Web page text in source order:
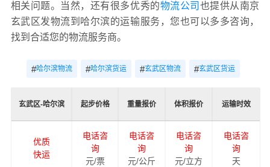
相关问题。当然，还有很多优秀的物流公司 也提供从南京
玄武区发物流到哈尔滨的运输服务，您也可以多多咨询，
找到合适您的物流服务商。
#哈尔滨物流 #哈尔滨货运 #玄武区物流 #玄武区货运
玄武区-哈尔滨 起步价格 重量报价 体积报价 运输时效
优质
快运
电话咨
询
元/票
电话咨
询
元/公斤
电话咨
询
元/立方
电话咨
询
天